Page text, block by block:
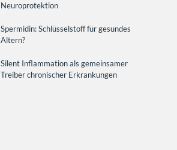
Neuroprotektion
Spermidin: Schlüsselstoff für gesundes
Altern?
Silent Inflammation als gemeinsamer
Treiber chronischer Erkrankungen